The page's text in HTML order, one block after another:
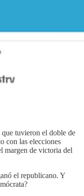
tuvieron el doble de
con las elecciones
margen de victoria del
el republicano. Y